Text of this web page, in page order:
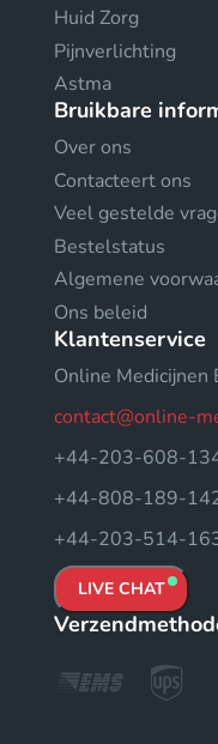
Huid Zorg
Pijnverlichting
Astma
Bruikbare
Over ons
Contacteert ons
Veel gestelde
Bestelstatus
Algemene
Ons beleid
Klantenservice
Online Medicijnen
contact@online-
+44-203-608-
+44-808-189-
+44-203-514-
LIVE CHAT